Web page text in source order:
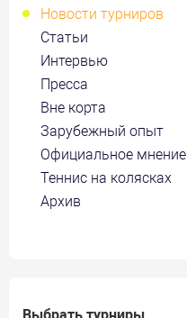
Новости турниров
Статьи
Интервью
Пресса
Вне корта
Зарубежный опыт
Официальное мнение
Теннис на колясках
Архив